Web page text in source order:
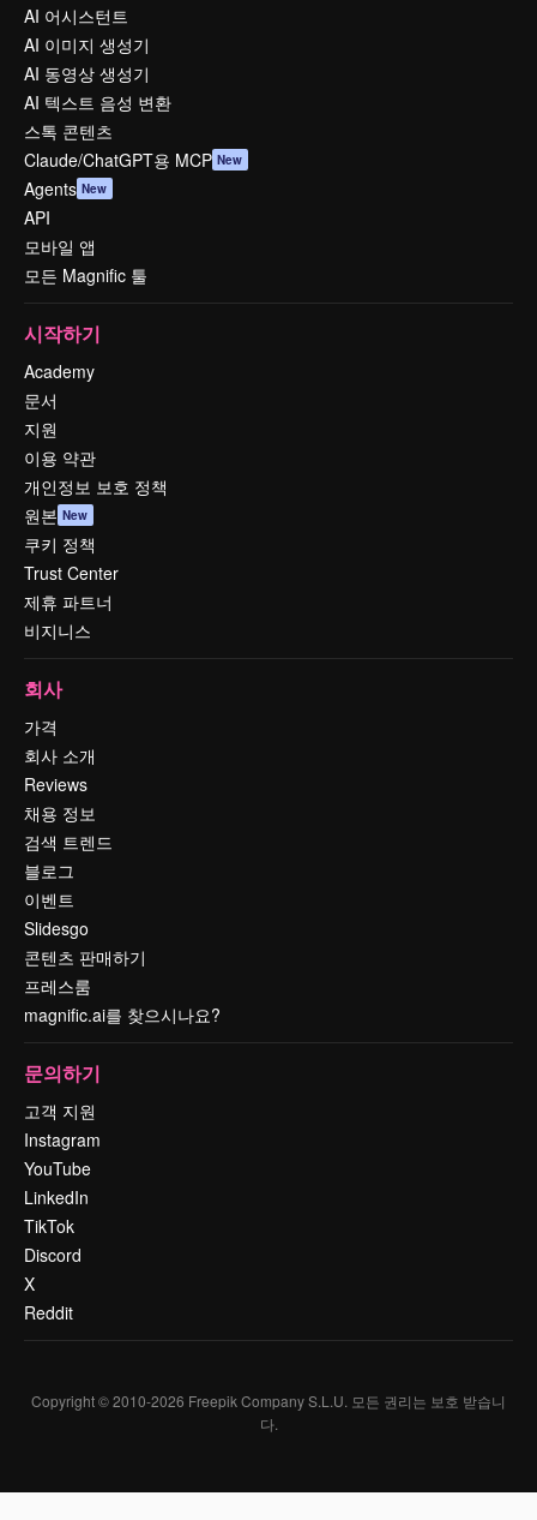
AI 어시스턴트
AI 이미지 생성기
AI 동영상 생성기
AI 텍스트 음성 변환
스톡 콘텐츠
Claude/ChatGPT용 MCP New
Agents New
API
모바일 앱
모든 Magnific 툴
시작하기
Academy
문서
지원
이용 약관
개인정보 보호 정책
원본 New
쿠키 정책
Trust Center
제휴 파트너
비지니스
회사
가격
회사 소개
Reviews
채용 정보
검색 트렌드
블로그
이벤트
Slidesgo
콘텐츠 판매하기
프레스룸
magnific.ai를 찾으시나요?
문의하기
고객 지원
Instagram
YouTube
LinkedIn
TikTok
Discord
X
Reddit
Copyright © 2010-2026 Freepik Company S.L.U. 모든 권리는 보호 받습니
다.